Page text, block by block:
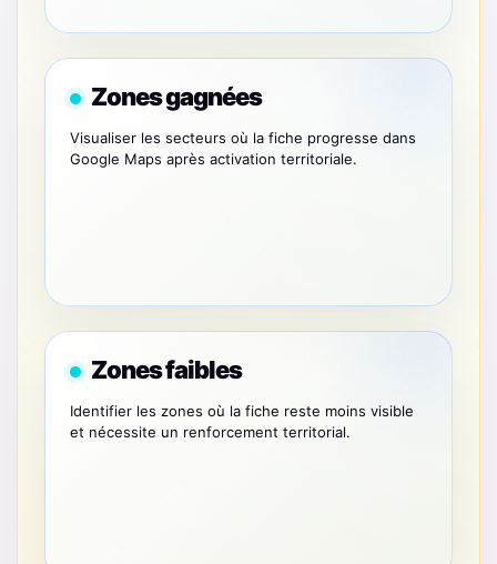
Zones gagnées
Visualiser les secteurs où la fiche progresse dans
Google Maps après activation territoriale.
Zones faibles
Identifier les zones où la fiche reste moins visible
et nécessite un renforcement territorial.